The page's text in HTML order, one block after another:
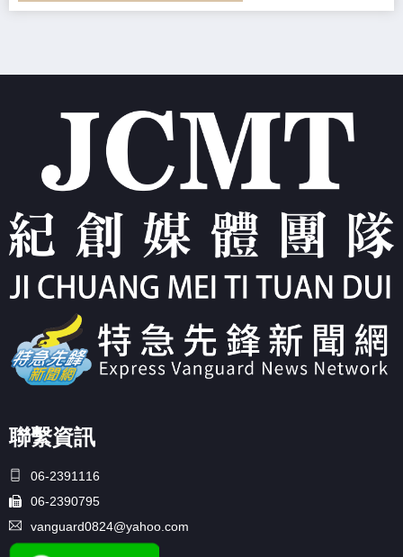
聯繫資訊
06-2391116
06-2390795
vanguard0824@yahoo.com